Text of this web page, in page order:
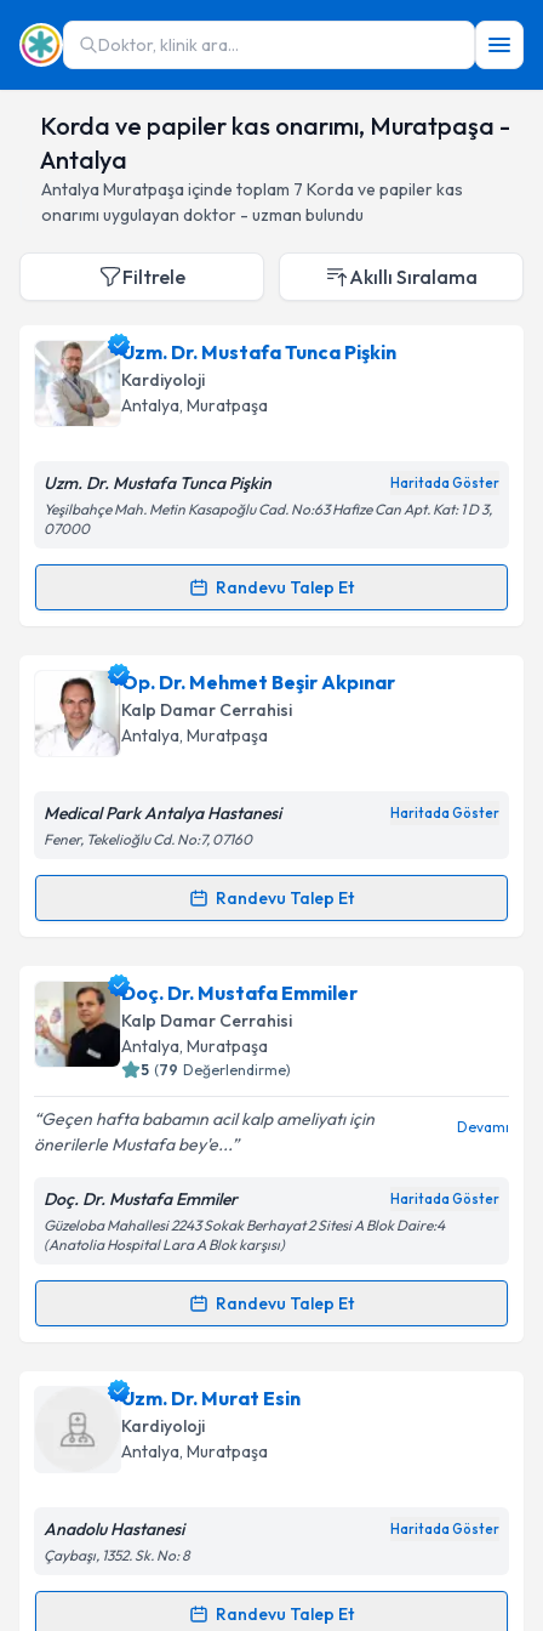
Doktor, klinik ara...
Korda ve papiler kas onarımı, Muratpaşa -
Antalya
Antalya Muratpaşa içinde toplam 7 Korda ve papiler kas
onarımı uygulayan doktor - uzman bulundu
Filtrele Akıllı Sıralama
Uzm. Dr. Mustafa Tunca Pişkin
Kardiyoloji
Antalya, Muratpaşa
Uzm. Dr. Mustafa Tunca Pişkin Haritada Göster
Yeşilbahçe Mah. Metin Kasapoğlu Cad. No:63 Hafize Can Apt. Kat: 1 D 3,
07000
Randevu Talep Et
Randevu Takvimi Talebi
Uzm. Dr. Mustafa Tunca Pişkiniçin randevu takvimi
talebi oluşturun. Size bu uzmandan randevu almanız
için bir takvim hazırlandığında e-posta ile
bilgilendireceğiz.
Kişisel verilerimin işlenmesine ilişkinAydınlatma
kapsamda işlenmesini kabul ediyorum.
Takvim Talebini Gönder
Op. Dr. Mehmet Beşir Akpınar
Kalp Damar Cerrahisi
Antalya, Muratpaşa
Medical Park Antalya Hastanesi Haritada Göster
Fener, Tekelioğlu Cd. No:7, 07160
Randevu Talep Et
Randevu Takvimi Talebi
Op. Dr. Mehmet Beşir Akpınariçin randevu takvimi
talebi oluşturun. Size bu uzmandan randevu almanız
için bir takvim hazırlandığında e-posta ile
bilgilendireceğiz.
E-posta Adresiniz
Kişisel verilerimin işlenmesine ilişkinAydınlatma
Metni'ni okudum ve kişisel verilerimin belirtilen
kapsamda işlenmesini kabul ediyorum.
Doç. Dr. Mustafa Emmiler
Kalp Damar Cerrahisi
Antalya, Muratpaşa
5 (79 Değerlendirme)
Geçen hafta babamın acil kalp ameliyatı için
önerilerle Mustafa bey'e...
Devamı
Doç. Dr. Mustafa Emmiler Haritada Göster
Güzeloba Mahallesi 2243 Sokak Berhayat 2 Sitesi A Blok Daire:4
(Anatolia Hospital Lara A Blok karşısı)
Randevu Talep Et
Randevu Takvimi Talebi
Doç. Dr. Mustafa Emmileriçin randevu takvimi
talebi oluşturun. Size bu uzmandan randevu almanız
için bir takvim hazırlandığında e-posta ile
bilgilendireceğiz.
Uzm. Dr. Murat Esin
Kardiyoloji
Antalya, Muratpaşa
Anadolu Hastanesi Haritada Göster
Çaybaşı, 1352. Sk. No: 8
Randevu Talep Et